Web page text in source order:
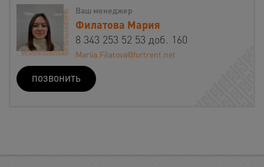
Ваш менеджер
Филатова Мария
8 343 253 52 53 доб. 160
Mariia.Filatova@fortrent.net
ПОЗВОНИТЬ